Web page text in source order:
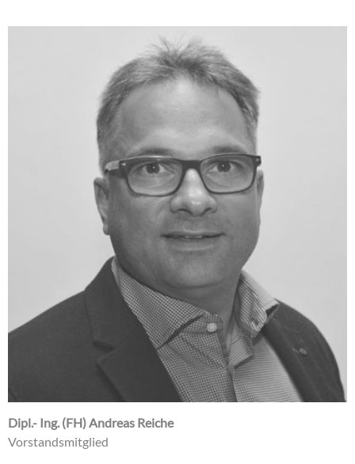
Dipl.- Ing. (FH) Andreas Reiche
Vorstandsmitglied